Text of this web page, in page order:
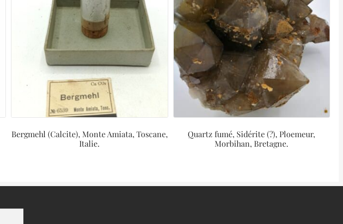
Bergmehl (Calcite), Monte Amiata, Toscane,
Italie.
Quartz fumé, Sidérite (?), Ploemeur,
Morbihan, Bretagne.